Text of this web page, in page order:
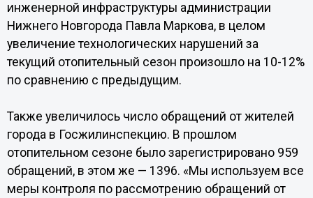
инженерной инфраструктуры администрации
Нижнего Новгорода Павла Маркова, в целом
увеличение технологических нарушений за
текущий отопительный сезон произошло на 10-12%
по сравнению с предыдущим.
Также увеличилось число обращений от жителей
города в Госжилинспекцию. В прошлом
отопительном сезоне было зарегистрировано 959
обращений, в этом же — 1396. «Мы используем все
меры контроля по рассмотрению обращений от